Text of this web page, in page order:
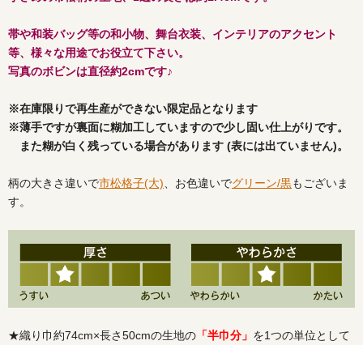
帯や和装バッグ等の和小物、舞台衣装、インテリアのアクセント
等、様々な用途でお役立て下さい。
写真のボビンは直径約2cmです♪
※在庫限りで再生産ができない限定品となります
※薄手ですが裏面に糊加工していますので少し固い仕上がりです。
また糊が白く残っている場合があります (表には出ていません)。
柄の大きさ違いで市松格子(大) 、お色違いでグリーン/黒もございま
す。
★織り巾約74cm×長さ50cmの生地の 「半巾分」 を1つの単位として